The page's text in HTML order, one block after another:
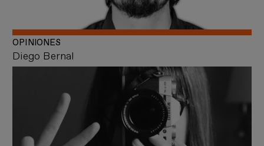
Diego Bernal
OPINIONES